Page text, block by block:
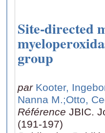
Site-directed
group
par Kooter,
Nanna M.;Otto,
Référence JBIC.
(191-197)